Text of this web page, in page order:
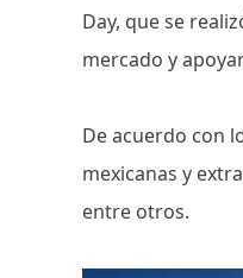
Day, que se
mercado y
De acuerdo con
mexicanas y
entre otros.